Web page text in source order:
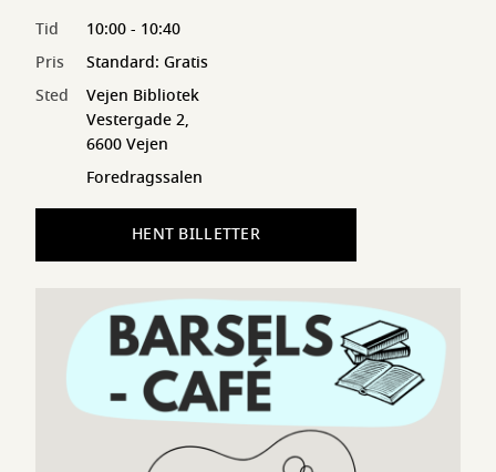
Tid
10:00 - 10:40
Pris
Standard: Gratis
Sted
Vejen Bibliotek
Vestergade 2,
6600 Vejen
Foredragssalen
HENT BILLETTER